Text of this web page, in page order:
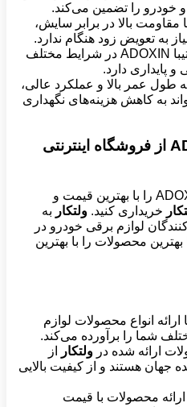
خودرو را تضمین می‌کند.
مقاومت بالا در برابر سایش،
به تعویض زود هنگام ندارد.
: لنت جلو تیبا ADOXIN در شرایط مختلف
پایداری دارد.
طول عمر بالا و عملکرد عالی،
به کاهش هزینه‌های نگهداری
خرید لنت جلو تیبا ADOXIN از فروشگاه اینترنتی
شما می‌توانید لنت جلو تیبا ADOXIN را با بهترین قیمت و
خریداری کنید. ولتکار به
لوازم برقی خودرو در
محصولات را با بهترین
ارائه انواع محصولات لوازم
شما را برآورده می‌کند.
ارائه شده در ولتکار
از
جهان هستند و از کیفیت بالایی
ارائه محصولات با قیمت